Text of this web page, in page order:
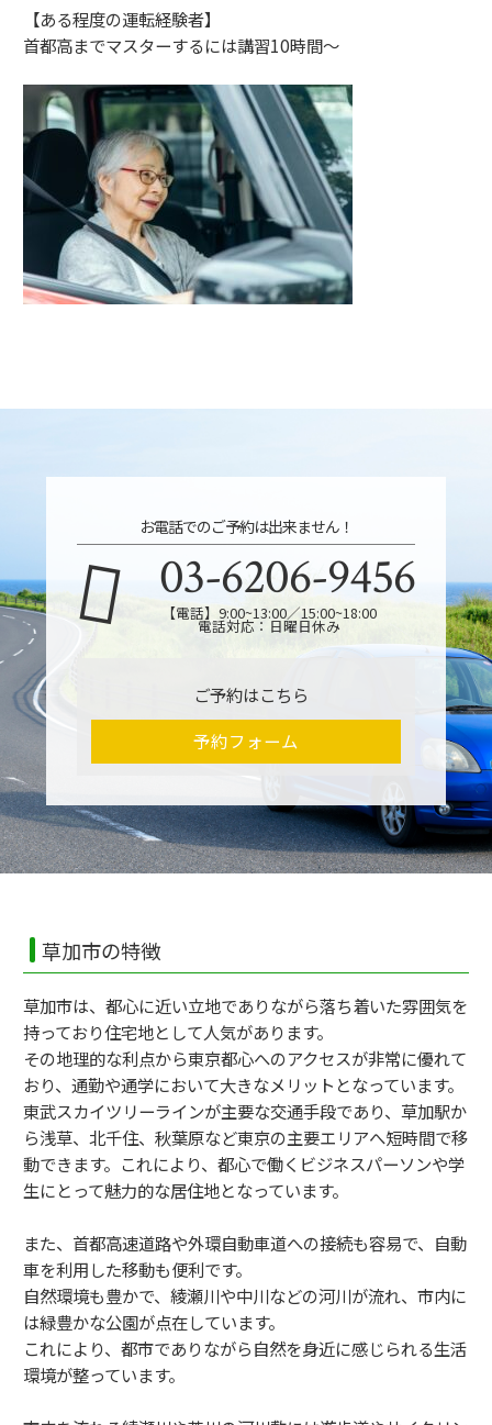
【ある程度の運転経験者】
首都高までマスターするには講習10時間～
お電話でのご予約は出来ません！
03-6206-9456
【電話】9:00~13:00／15:00~18:00
電話対応：日曜日休み
ご予約はこちら
予約フォーム
草加市の特徴
草加市は、都心に近い立地でありながら落ち着いた雰囲気を
持っており住宅地として人気があります。
その地理的な利点から東京都心へのアクセスが非常に優れて
おり、通勤や通学において大きなメリットとなっています。
東武スカイツリーラインが主要な交通手段であり、草加駅か
ら浅草、北千住、秋葉原など東京の主要エリアへ短時間で移
動できます。これにより、都心で働くビジネスパーソンや学
生にとって魅力的な居住地となっています。
また、首都高速道路や外環自動車道への接続も容易で、自動
車を利用した移動も便利です。
自然環境も豊かで、綾瀬川や中川などの河川が流れ、市内に
は緑豊かな公園が点在しています。
これにより、都市でありながら自然を身近に感じられる生活
環境が整っています。